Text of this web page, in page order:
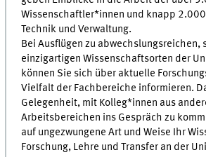
Wissenschaftler*innen und knapp
Technik und Verwaltung.
Bei Ausflügen zu abwechslungsreichen,
einzigartigen Wissenschaftsorten der
können Sie sich über aktuelle
Vielfalt der Fachbereiche informieren.
Gelegenheit, mit Kolleg*innen aus
Arbeitsbereichen ins Gespräch zu
auf ungezwungene Art und Weise Ihr
Forschung, Lehre und Transfer an der